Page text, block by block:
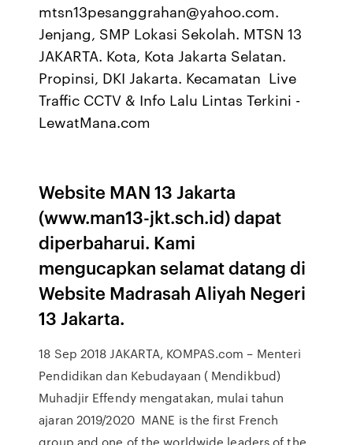
mtsn13pesanggrahan@yahoo.com.
Jenjang, SMP Lokasi Sekolah. MTSN 13
JAKARTA. Kota, Kota Jakarta Selatan.
Propinsi, DKI Jakarta. Kecamatan Live
Traffic CCTV & Info Lalu Lintas Terkini -
LewatMana.com
Website MAN 13 Jakarta
(www.man13-jkt.sch.id) dapat
diperbaharui. Kami
mengucapkan selamat datang di
Website Madrasah Aliyah Negeri
13 Jakarta.
18 Sep 2018 JAKARTA, KOMPAS.com – Menteri
Pendidikan dan Kebudayaan ( Mendikbud)
Muhadjir Effendy mengatakan, mulai tahun
ajaran 2019/2020 MANE is the first French
group and one of the worldwide leaders of the